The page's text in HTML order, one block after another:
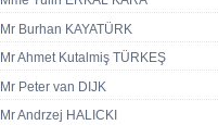
Mr Burhan KAYATÜRK
Mr Ahmet Kutalmiş TÜRKEŞ
Mr Peter van DIJK
Mr Andrzej HALICKI